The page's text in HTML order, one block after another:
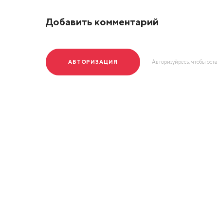
Добавить комментарий
АВТОРИЗАЦИЯ Авторизуйресь, чтобы